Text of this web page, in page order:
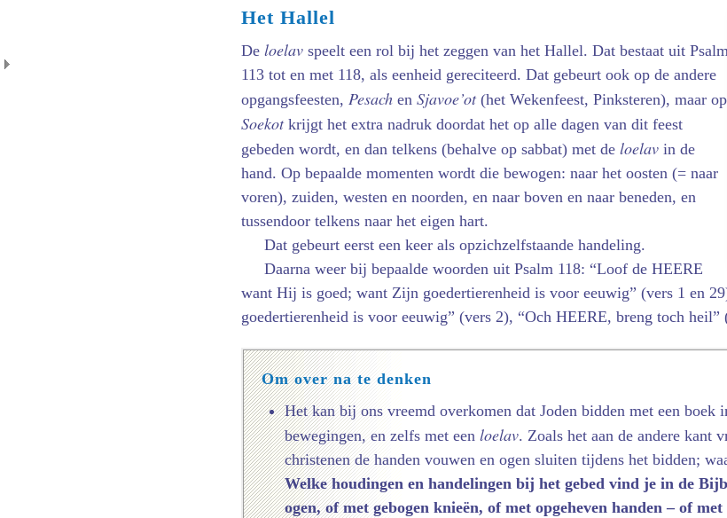
Het Hallel
De loelav speelt een rol bij het zeggen van het Hallel. Dat bestaat uit
113 tot en met 118, als eenheid gereciteerd. Dat gebeurt ook op de andere
opgangsfeesten, Pesach en Sjavoe’ot(het Wekenfeest, Pinksteren), maar op
Soekotkrijgt het extra nadruk doordat het op alle dagen van dit feest
gebeden wordt, en dan telkens (behalve op sabbat) met de loelav in de
hand. Op bepaalde momenten wordt die bewogen: naar het oosten (= naar
voren), zuiden, westen en noorden, en naar boven en naar beneden, en
tussendoor telkens naar het eigen hart.
Dat gebeurt eerst een keer als opzichzelfstaande handeling.
Daarna weer bij bepaalde woorden uit Psalm 118: “Loof de HEERE
want Hij is goed; want Zijn goedertierenheid is voor eeuwig” (vers 1 en
goedertierenheid is voor eeuwig” (vers 2), “Och HEERE, breng toch heil”
Om over na te denken
Het kan bij ons vreemd overkomen dat Joden bidden met een boek
bewegingen, en zelfs met een loelav. Zoals het aan de andere kant
christenen de handen vouwen en ogen sluiten tijdens het bidden;
Welke houdingen en handelingen bij het gebed vind je in de
ogen, of met gebogen knieën, of met opgeheven handen – of